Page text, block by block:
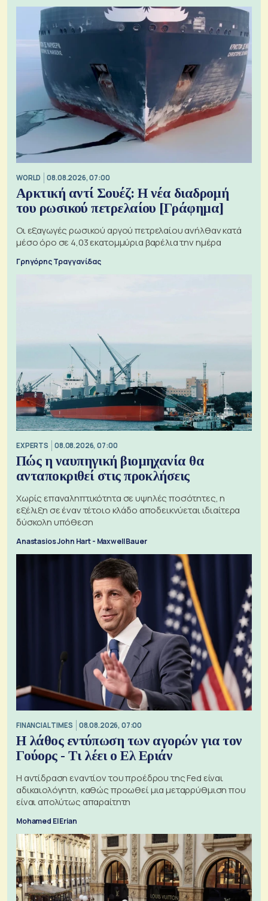
WORLD 08.08.2026, 07:00
Αρκτική αντί Σουέζ: Η νέα διαδρομή
του ρωσικού πετρελαίου [Γράφημα]
Οι εξαγωγές ρωσικού αργού πετρελαίου ανήλθαν κατά
μέσο όρο σε 4,03 εκατομμύρια βαρέλια την ημέρα
Γρηγόρης Τραγγανίδας
EXPERTS 08.08.2026, 07:00
Πώς η ναυπηγική βιομηχανία θα
ανταποκριθεί στις προκλήσεις
Χωρίς επαναληπτικότητα σε υψηλές ποσότητες, η
εξέλιξη σε έναν τέτοιο κλάδο αποδεικνύεται ιδιαίτερα
δύσκολη υπόθεση
Anastasios John Hart - Maxwell Bauer
FINANCIAL TIMES 08.08.2026, 07:00
Η λάθος εντύπωση των αγορών για τον
Γούορς - Τι λέει ο Ελ Εριάν
Η αντίδραση εναντίον του προέδρου της Fed είναι
αδικαιολόγητη, καθώς προωθεί μια μεταρρύθμιση που
είναι απολύτως απαραίτητη
Mohamed El Erian